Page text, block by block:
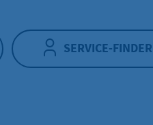
SERVICE-FINDER